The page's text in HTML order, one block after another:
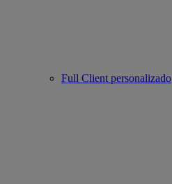
Full Client personalizado